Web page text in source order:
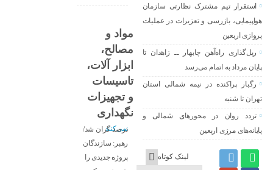
استقرار تیم مشترک نظارتی سازمان
هواپیمایی، بازرسی و تعزیرات در عملیات
پروازی اربعین
ریل‌گذاری راه‌آهن چابهار ــ زاهدان تا
پایان مرداد به اتمام می‌رسد
رگبار پراکنده در نیمه شمالی استان
تهران تا شنبه
تردد روان در محورهای شمالی و
پایانه‌های مرزی اربعین
لینک کوتاه
مواد و
مصالح،
ابزار آلات،
تاسیسات
و تجهیزات
نگهداری
قیمت مصالح
درصد گران شد/
رهبر: سازندگان
پروژه جدیدی را